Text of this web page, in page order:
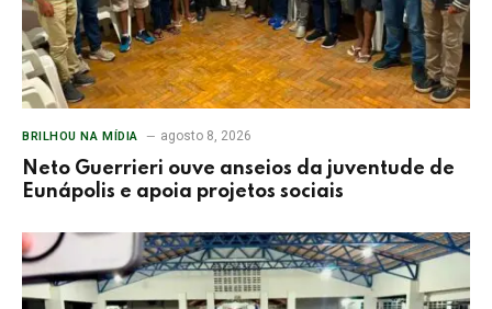
BRILHOU NA MÍDIA agosto 8, 2026
Neto Guerrieri ouve anseios da juventude de
Eunápolis e apoia projetos sociais